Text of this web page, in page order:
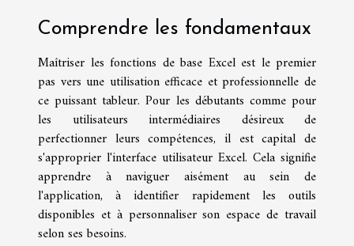
Comprendre les fondamentaux
Maîtriser les fonctions de base Excel est le premier
pas vers une utilisation efficace et professionnelle de
ce puissant tableur. Pour les débutants comme pour
les utilisateurs intermédiaires désireux de
perfectionner leurs compétences, il est capital de
s'approprier l'interface utilisateur Excel. Cela signifie
apprendre à naviguer aisément au sein de
l'application, à identifier rapidement les outils
disponibles et à personnaliser son espace de travail
selon ses besoins.